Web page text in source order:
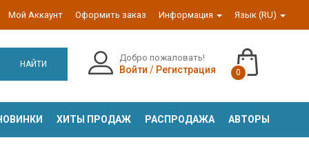
Мой Аккаунт Оформить заказ Информация Язык (RU)
НАЙТИ
Добро пожаловать!
Войти / Регистрация 0
ХИТЫ ПРОДАЖ РАСПРОДАЖА АВТОРЫ